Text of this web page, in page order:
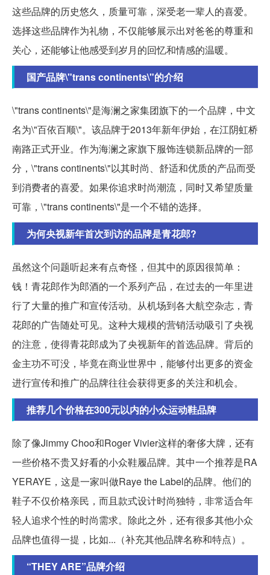
这些品牌的历史悠久，质量可靠，深受老一辈人的喜爱。
选择这些品牌作为礼物，不仅能够展示出对爸爸的尊重和
关心，还能够让他感受到岁月的回忆和情感的温暖。
国产品牌\"trans continents\"的介绍
\"trans continents\"是海澜之家集团旗下的一个品牌，中文
名为\"百依百顺\"。该品牌于2013年新年伊始，在江阴虹桥
南路正式开业。作为海澜之家旗下服饰连锁新品牌的一部
分，\"trans continents\"以其时尚、舒适和优质的产品而受
到消费者的喜爱。如果你追求时尚潮流，同时又希望质量
可靠，\"trans continents\"是一个不错的选择。
为何央视新年首次到访的品牌是青花郎?
虽然这个问题听起来有点奇怪，但其中的原因很简单：
钱！青花郎作为郎酒的一个系列产品，在过去的一年里进
行了大量的推广和宣传活动。从机场到各大航空杂志，青
花郎的广告随处可见。这种大规模的营销活动吸引了央视
的注意，使得青花郎成为了央视新年的首选品牌。背后的
金主功不可没，毕竟在商业世界中，能够付出更多的资金
进行宣传和推广的品牌往往会获得更多的关注和机会。
推荐几个价格在300元以内的小众运动鞋品牌
除了像Jimmy Choo和Roger Vivier这样的奢侈大牌，还有
一些价格不贵又好看的小众鞋履品牌。其中一个推荐是RA
YERAYE，这是一家叫做Raye the Label的品牌。他们的
鞋子不仅价格亲民，而且款式设计时尚独特，非常适合年
轻人追求个性的时尚需求。除此之外，还有很多其他小众
品牌也值得一提，比如...（补充其他品牌名称和特点）。
“THEY ARE”品牌介绍